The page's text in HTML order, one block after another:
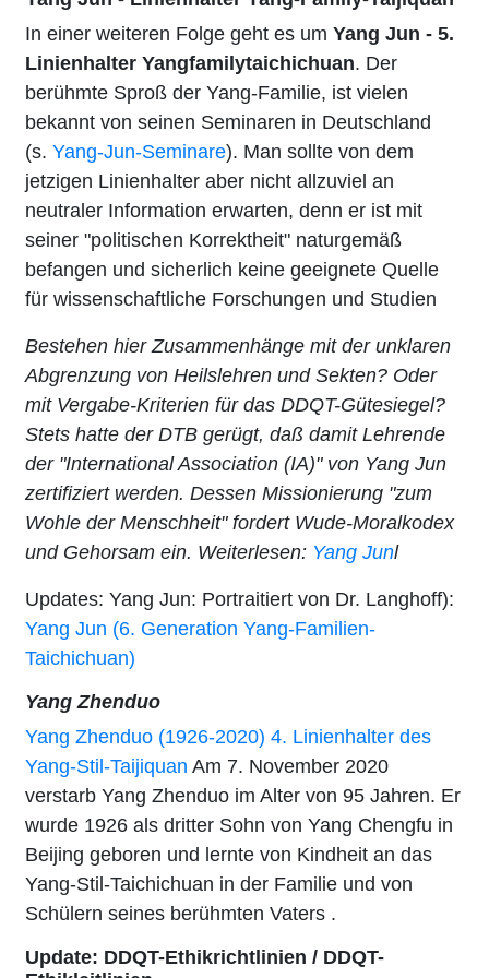
In einer weiteren Folge geht es um Yang Jun - 5.
Linienhalter Yangfamilytaichichuan. Der
berühmte Sproß der Yang-Familie, ist vielen
bekannt von seinen Seminaren in Deutschland
(s. Yang-Jun-Seminare). Man sollte von dem
jetzigen Linienhalter aber nicht allzuviel an
neutraler Information erwarten, denn er ist mit
seiner "politischen Korrektheit" naturgemäß
befangen und sicherlich keine geeignete Quelle
für wissenschaftliche Forschungen und Studien
Bestehen hier Zusammenhänge mit der unklaren
Abgrenzung von Heilslehren und Sekten? Oder
mit Vergabe-Kriterien für das DDQT-Gütesiegel?
Stets hatte der DTB gerügt, daß damit Lehrende
der "International Association (IA)" von Yang Jun
zertifiziert werden. Dessen Missionierung "zum
Wohle der Menschheit" fordert Wude-Moralkodex
und Gehorsam ein. Weiterlesen: Yang Junl
Updates: Yang Jun: Portraitiert von Dr. Langhoff):
Yang Jun (6. Generation Yang-Familien-
Taichichuan)
Yang Zhenduo
Yang Zhenduo (1926-2020) 4. Linienhalter des
Yang-Stil-Taijiquan Am 7. November 2020
verstarb Yang Zhenduo im Alter von 95 Jahren. Er
wurde 1926 als dritter Sohn von Yang Chengfu in
Beijing geboren und lernte von Kindheit an das
Yang-Stil-Taichichuan in der Familie und von
Schülern seines berühmten Vaters .
Update: DDQT-Ethikrichtlinien / DDQT-